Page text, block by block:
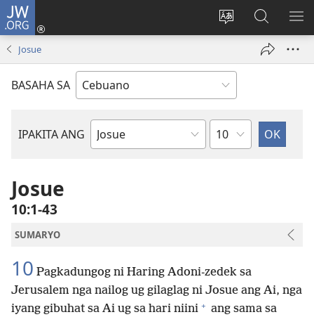
JW.ORG
Ilisi
pinulongan
sa
site
Log
ug
window)
Pangitaa
sa
JW.ORG
Josue
BASAHA SA
IPAKITA ANG
Basahon
Kapitulo
Josue
10:1-43
SUMARYO
10 Pagkadungog ni Haring Adoni-zedek sa
Jerusalem nga nailog ug gilaglag ni Josue ang Ai, nga
iyang gibuhat sa Ai ug sa hari niini + ang sama sa